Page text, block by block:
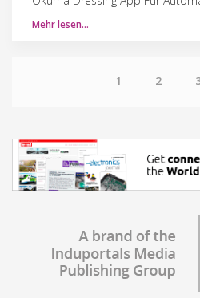
Mehr lesen…
1 2